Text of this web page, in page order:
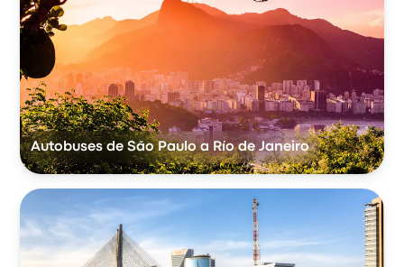
Autobuses de São Paulo a Río de Janeiro